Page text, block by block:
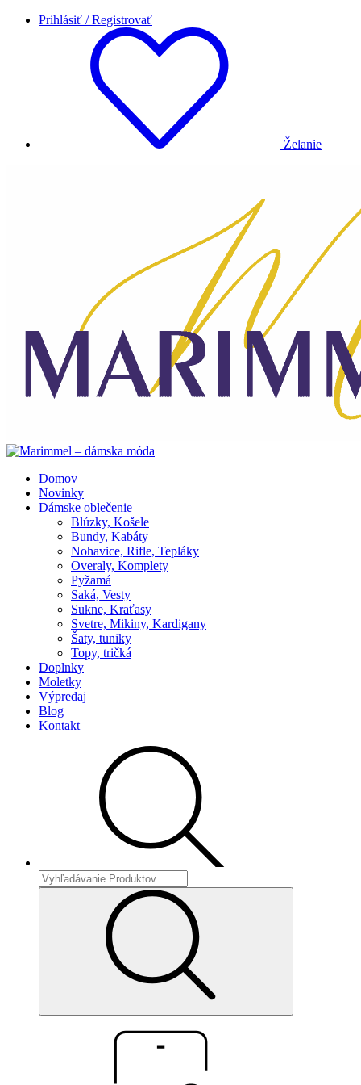
Prihlásiť / Registrovať
Želanie
Domov
Novinky
Dámske oblečenie
Blúzky, Košele
Bundy, Kabáty
Nohavice, Rifle, Tepláky
Overaly, Komplety
Pyžamá
Saká, Vesty
Sukne, Kraťasy
Svetre, Mikiny, Kardigany
Šaty, tuniky
Topy, tričká
Doplnky
Moletky
Výpredaj
Blog
Kontakt